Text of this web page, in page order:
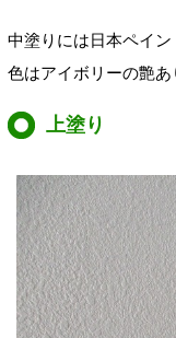
中塗りには日本ペイ
色はアイボリーの艶あ
上塗り